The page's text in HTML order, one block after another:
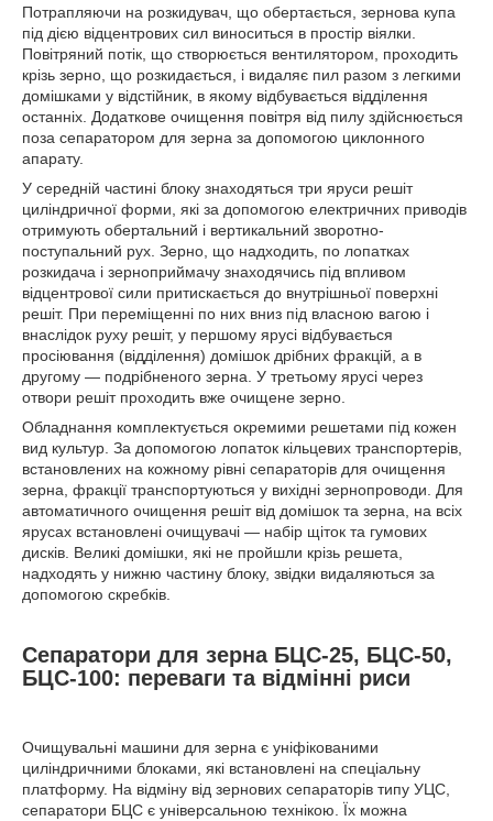
Потрапляючи на розкидувач, що обертається, зернова купа
під дією відцентрових сил виноситься в простір віялки.
Повітряний потік, що створюється вентилятором, проходить
крізь зерно, що розкидається, і видаляє пил разом з легкими
домішками у відстійник, в якому відбувається відділення
останніх. Додаткове очищення повітря від пилу здійснюється
поза сепаратором для зерна за допомогою циклонного
апарату.
У середній частині блоку знаходяться три яруси решіт
циліндричної форми, які за допомогою електричних приводів
отримують обертальний і вертикальний зворотно-
поступальний рух. Зерно, що надходить, по лопатках
розкидача і зерноприймачу знаходячись під впливом
відцентрової сили притискається до внутрішньої поверхні
решіт. При переміщенні по них вниз під власною вагою і
внаслідок руху решіт, у першому ярусі відбувається
просіювання (відділення) домішок дрібних фракцій, а в
другому — подрібненого зерна. У третьому ярусі через
отвори решіт проходить вже очищене зерно.
Обладнання комплектується окремими решетами під кожен
вид культур. За допомогою лопаток кільцевих транспортерів,
встановлених на кожному рівні сепараторів для очищення
зерна, фракції транспортуються у вихідні зернопроводи. Для
автоматичного очищення решіт від домішок та зерна, на всіх
ярусах встановлені очищувачі — набір щіток та гумових
дисків. Великі домішки, які не пройшли крізь решета,
надходять у нижню частину блоку, звідки видаляються за
допомогою скребків.
Сепаратори для зерна БЦС-25, БЦС-50,
БЦС-100: переваги та відмінні риси
Очищувальні машини для зерна є уніфікованими
циліндричними блоками, які встановлені на спеціальну
платформу. На відміну від зернових сепараторів типу УЦС,
сепаратори БЦС є універсальною технікою. Їх можна